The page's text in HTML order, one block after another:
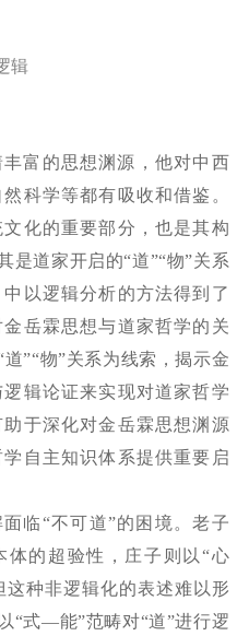
辑
富的思想渊源，他对中西
科学等都有吸收和借鉴。
化的重要部分，也是其构
是道家开启的“道”“物”关系
以逻辑分析的方法得到了
岳霖思想与道家哲学的关
”“物”关系为线索，揭示金
辑论证来实现对道家哲学
于深化对金岳霖思想渊源
自主知识体系提供重要启
面临“不可道”的困境。老子
体的超验性，庄子则以“心
这种非逻辑化的表述难以形
“式—能”范畴对“道”进行逻